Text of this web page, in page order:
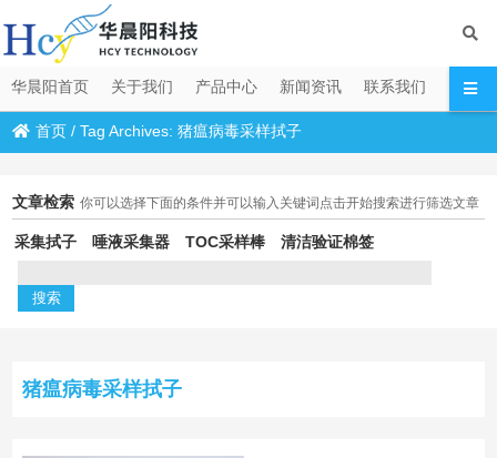
华晨阳首页 关于我们 产品中心 新闻资讯 联系我们
首页 /Tag Archives: 猪瘟病毒采样拭子
文章检索 你可以选择下面的条件并可以输入关键词点击开始搜索进行筛选文章
采集拭子 唾液采集器 TOC采样棒 清洁验证棉签
猪瘟病毒采样拭子